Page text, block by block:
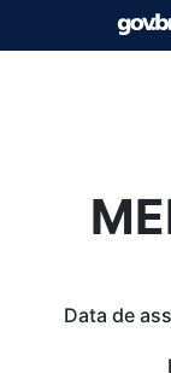
Data de